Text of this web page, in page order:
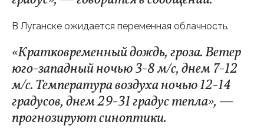
В Луганске ожидается переменная облачность.
«Кратковременный дождь, гроза. Ветер
юго-западный ночью 3-8 м/с, днем 7-12
м/с. Температура воздуха ночью 12-14
градусов, днем 29-31 градус тепла», —
прогнозируют синоптики.